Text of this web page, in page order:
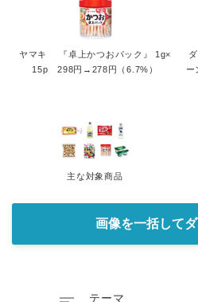
ヤマキ 『卓上かつおパック』 1g×
15p 298円→278円（6.7%）
主な対象商品
画像を一括して
テーマ
English